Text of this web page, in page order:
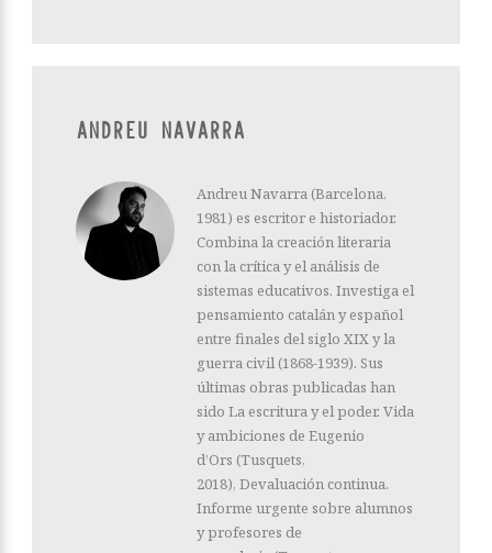
ANDREU NAVARRA
Andreu Navarra (Barcelona,
1981) es escritor e historiador.
Combina la creación literaria
con la crítica y el análisis de
sistemas educativos. Investiga el
pensamiento catalán y español
entre finales del siglo XIX y la
guerra civil (1868-1939). Sus
últimas obras publicadas han
sido La escritura y el poder. Vida
y ambiciones de Eugenio
d’Ors (Tusquets,
2018), Devaluación continua.
Informe urgente sobre alumnos
y profesores de